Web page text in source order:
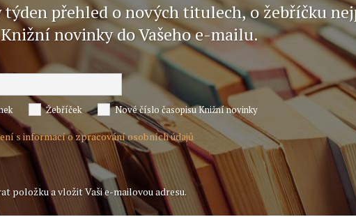
týden přehled o nových titulech, o žebříčku
novinky do Vašeho e-mailu.
Žebříček Nové číslo časopisu Knižní novinky
s informací o zpracování osobních údajů
položku a vložit Vaši e-mailovou adresu.